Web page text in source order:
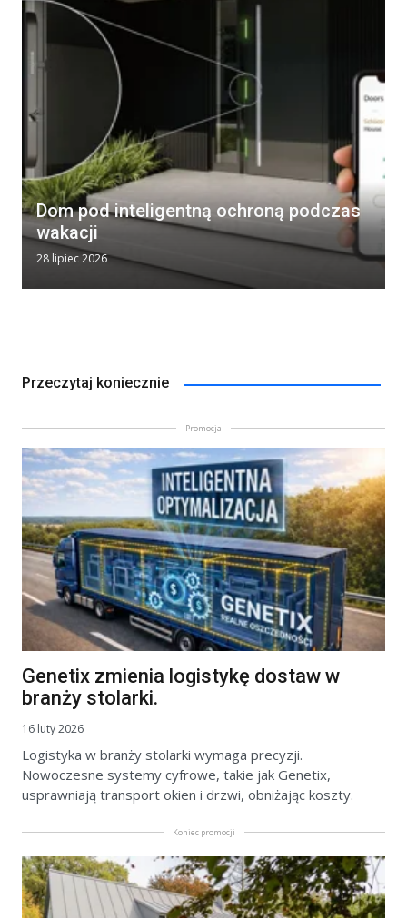
Dom pod inteligentną ochroną podczas
wakacji
28 lipiec 2026
Przeczytaj koniecznie
Promocja
Genetix zmienia logistykę dostaw w
branży stolarki.
16 luty 2026
Logistyka w branży stolarki wymaga precyzji.
Nowoczesne systemy cyfrowe, takie jak Genetix,
usprawniają transport okien i drzwi, obniżając koszty.
Koniec promocji